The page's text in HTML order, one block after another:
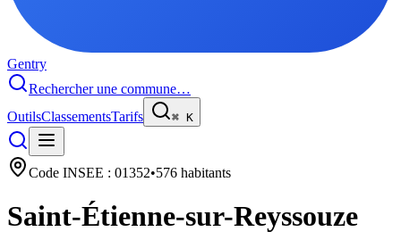
Gentry
Rechercher une commune…
OutilsClassementsTarifs ⌘ K
Code INSEE : 01352•576 habitants
Saint-Étienne-sur-Reyssouze